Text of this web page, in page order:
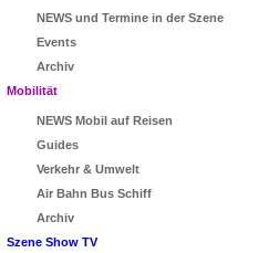
NEWS und Termine in der Szene
Events
Archiv
Mobilität
NEWS Mobil auf Reisen
Guides
Verkehr & Umwelt
Air Bahn Bus Schiff
Archiv
Szene Show TV